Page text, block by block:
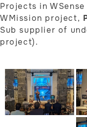
Projects in
WMission project,
Sub supplier of
project).